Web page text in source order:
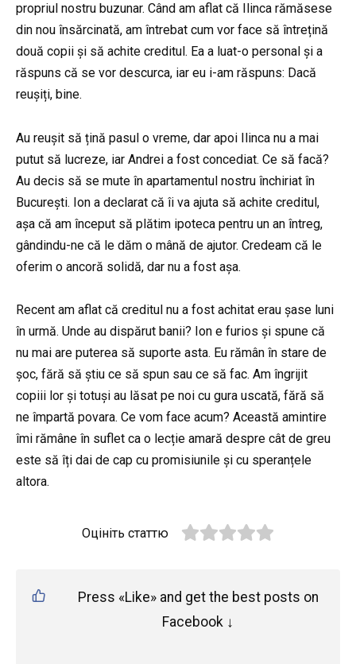
propriul nostru buzunar. Când am aflat că Ilinca rămăsese
din nou însărcinată, am întrebat cum vor face să întrețină
două copii și să achite creditul. Ea a luat-o personal și a
răspuns că se vor descurca, iar eu i-am răspuns: Dacă
reușiți, bine.
Au reușit să țină pasul o vreme, dar apoi Ilinca nu a mai
putut să lucreze, iar Andrei a fost concediat. Ce să facă?
Au decis să se mute în apartamentul nostru închiriat în
București. Ion a declarat că îi va ajuta să achite creditul,
așa că am început să plătim ipoteca pentru un an întreg,
gândindu-ne că le dăm o mână de ajutor. Credeam că le
oferim o ancoră solidă, dar nu a fost așa.
Recent am aflat că creditul nu a fost achitat erau șase luni
în urmă. Unde au dispărut banii? Ion e furios și spune că
nu mai are puterea să suporte asta. Eu rămân în stare de
șoc, fără să știu ce să spun sau ce să fac. Am îngrijit
copiii lor și totuși au lăsat pe noi cu gura uscată, fără să
ne împartă povara. Ce vom face acum? Această amintire
îmi rămâne în suflet ca o lecție amară despre cât de greu
este să îți dai de cap cu promisiunile și cu speranțele
altora.
Оцініть статтю
Press «Like» and get the best posts on
Facebook ↓